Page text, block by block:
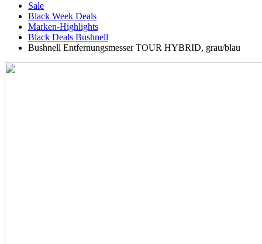
Sale
Black Week Deals
Marken-Highlights
Black Deals Bushnell
Bushnell Entfernungsmesser TOUR HYBRID, grau/blau